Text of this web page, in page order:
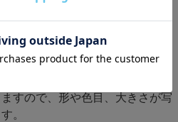
すので、形や色目、大きさが写
。